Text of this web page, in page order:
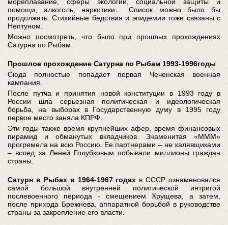
помощи, алкоголь, наркотики… Список можно было бы
продолжать. Стихийные бедствия и эпидемии тоже связаны с
Нептуном.
Можно посмотреть, что было при прошлых прохождениях
Сатурна по Рыбам
Прошлое прохождение Сатурна по Рыбам 1993-1996годы
Сюда полностью попадает первая Чеченская военная
кампания.
После путча и принятия новой конституции в 1993 году в
России шла серьезная политическая и идеологическая
борьба, на выборах в Государственную думу в 1995 году
первое место заняла КПРФ.
Эти годы также время крупнейших афер, время финансовых
пирамид и обманутых вкладчиков. Знаменитая «МММ»
прогремела на всю Россию. Ее партнерами – не халявщиками
– вслед за Леней Голубковым побывали миллионы граждан
страны.
Сатурн в Рыбах в 1964-1967 годах в СССР ознаменовался
самой большой внутренней политической интригой
послевоенного периода - смещением Хрущева, а затем,
после прихода Брежнева, аппаратной борьбой в руководстве
страны за закрепление его власти.